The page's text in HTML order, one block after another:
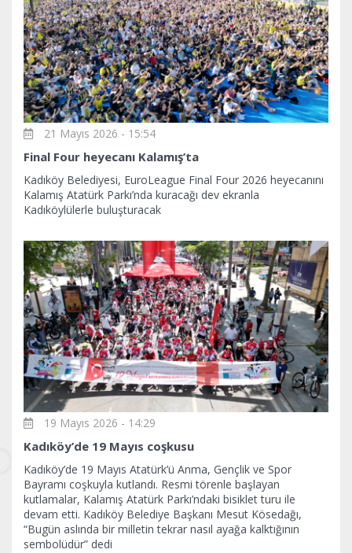
21 Mayıs 2026 - 15:54
Final Four heyecanı Kalamış’ta
Kadıköy Belediyesi, EuroLeague Final Four 2026 heyecanını
Kalamış Atatürk Parkı’nda kuracağı dev ekranla
Kadıköylülerle buluşturacak
19 Mayıs 2026 - 14:29
Kadıköy’de 19 Mayıs coşkusu
Kadıköy’de 19 Mayıs Atatürk’ü Anma, Gençlik ve Spor
Bayramı coşkuyla kutlandı. Resmi törenle başlayan
kutlamalar, Kalamış Atatürk Parkı’ndaki bisiklet turu ile
devam etti. Kadıköy Belediye Başkanı Mesut Kösedağı,
“Bugün aslında bir milletin tekrar nasıl ayağa kalktığının
sembolüdür” dedi